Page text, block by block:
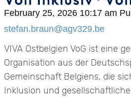
February 25, 2026 10:17 am
stefan.braun@agv329.be
VIVA Ostbelgien VoG ist eine
Organisation aus der
Gemeinschaft Belgiens, die
Inklusion und